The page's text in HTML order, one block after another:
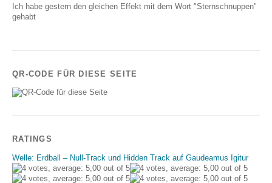
Ich habe gestern den gleichen Effekt mit dem Wort "Sternschnuppen"
gehabt
QR-CODE FÜR DIESE SEITE
RATINGS
Welle: Erdball – Null-Track und Hidden Track auf Gaudeamus Igitur